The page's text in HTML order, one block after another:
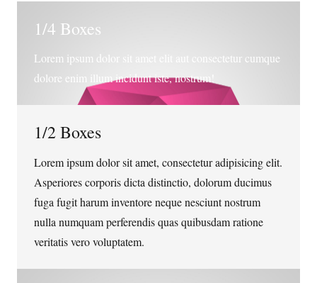
1/4 Boxes
Lorem ipsum dolor sit amet elit aut consectetur cumque
dolore enim illum incidunt iste, nostrum!
1/2 Boxes
Lorem ipsum dolor sit amet, consectetur adipisicing elit.
Asperiores corporis dicta distinctio, dolorum ducimus
fuga fugit harum inventore neque nesciunt nostrum
nulla numquam perferendis quas quibusdam ratione
veritatis vero voluptatem.